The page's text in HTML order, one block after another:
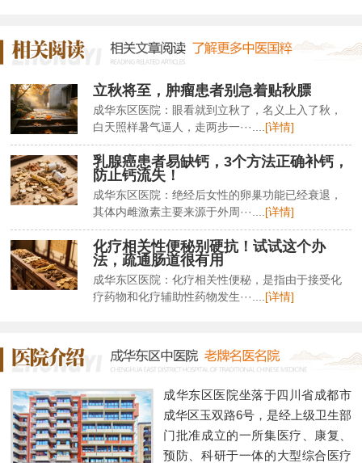
立秋将至，肿瘤患者别急着贴秋膘
成华东区医院：眼看就到立秋了，名义上入了秋，
白天照样暑气逼人，走两步一···....[详情]
乳腺癌患者易缺钙，3个方法正确补钙，
防止钙流失！
成华东区医院：绝经后女性的卵巢功能已经衰退，
其体内雌激素主要来源于外周···.... [详情]
化疗相关性便秘别硬抗！试试这个办
法，疏通肠道很有用
成华东区医院：化疗相关性便秘，是指由于接受化
疗药物和化疗辅助性药物发生···.... [详情]
成华东区医院坐落于四川省成都市
成华区玉双路6号，是经上级卫生部
门批准成立的一所集医疗、康复、
预防、科研于一体的大型综合医疗